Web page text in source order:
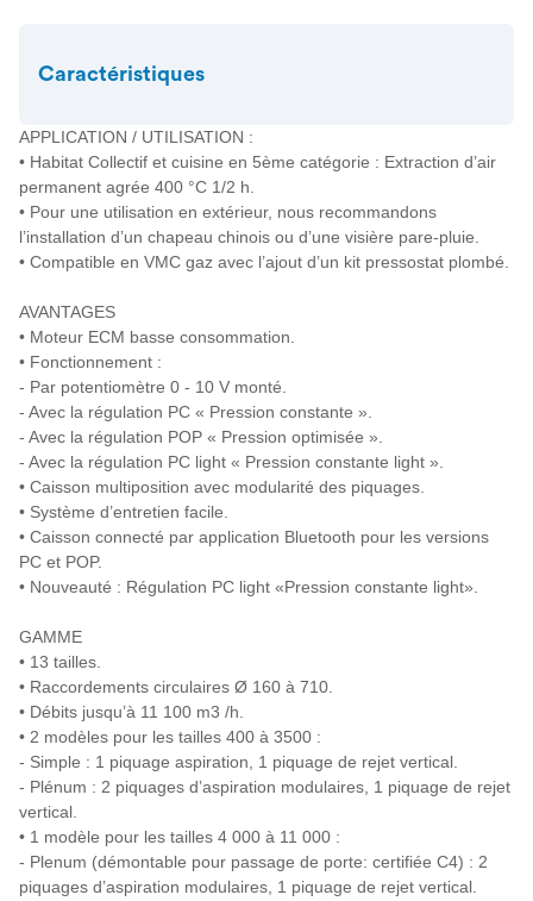
Caractéristiques
APPLICATION / UTILISATION :
• Habitat Collectif et cuisine en 5ème catégorie : Extraction d’air
permanent agrée 400 °C 1/2 h.
• Pour une utilisation en extérieur, nous recommandons
l’installation d’un chapeau chinois ou d’une visière pare-pluie.
• Compatible en VMC gaz avec l’ajout d’un kit pressostat plombé.
AVANTAGES
• Moteur ECM basse consommation.
• Fonctionnement :
- Par potentiomètre 0 - 10 V monté.
- Avec la régulation PC « Pression constante ».
- Avec la régulation POP « Pression optimisée ».
- Avec la régulation PC light « Pression constante light ».
• Caisson multiposition avec modularité des piquages.
• Système d’entretien facile.
• Caisson connecté par application Bluetooth pour les versions
PC et POP.
• Nouveauté : Régulation PC light «Pression constante light».
GAMME
• 13 tailles.
• Raccordements circulaires Ø 160 à 710.
• Débits jusqu’à 11 100 m3 /h.
• 2 modèles pour les tailles 400 à 3500 :
- Simple : 1 piquage aspiration, 1 piquage de rejet vertical.
- Plénum : 2 piquages d’aspiration modulaires, 1 piquage de rejet
vertical.
• 1 modèle pour les tailles 4 000 à 11 000 :
- Plenum (démontable pour passage de porte: certifiée C4) : 2
piquages d’aspiration modulaires, 1 piquage de rejet vertical.